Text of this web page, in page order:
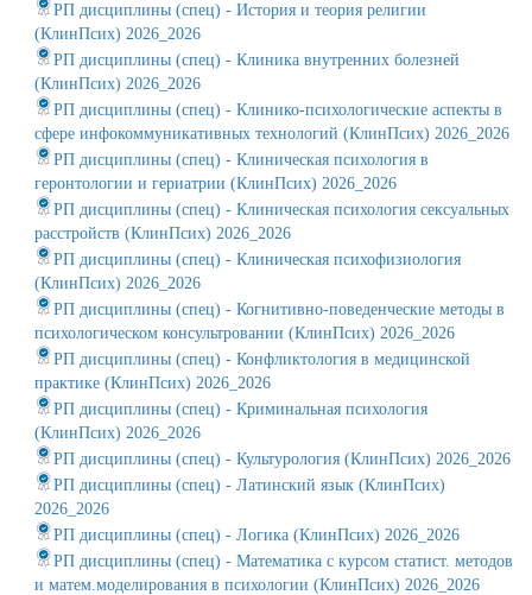
РП дисциплины (спец) - История и теория религии
(КлинПсих) 2026_2026
РП дисциплины (спец) - Клиника внутренних болезней
(КлинПсих) 2026_2026
РП дисциплины (спец) - Клинико-психологические аспекты в
сфере инфокоммуникативных технологий (КлинПсих) 2026_2026
РП дисциплины (спец) - Клиническая психология в
геронтологии и гериатрии (КлинПсих) 2026_2026
РП дисциплины (спец) - Клиническая психология сексуальных
расстройств (КлинПсих) 2026_2026
РП дисциплины (спец) - Клиническая психофизиология
(КлинПсих) 2026_2026
РП дисциплины (спец) - Когнитивно-поведенческие методы в
психологическом консультровании (КлинПсих) 2026_2026
РП дисциплины (спец) - Конфликтология в медицинской
практике (КлинПсих) 2026_2026
РП дисциплины (спец) - Криминальная психология
(КлинПсих) 2026_2026
РП дисциплины (спец) - Культурология (КлинПсих) 2026_2026
РП дисциплины (спец) - Латинский язык (КлинПсих)
2026_2026
РП дисциплины (спец) - Логика (КлинПсих) 2026_2026
РП дисциплины (спец) - Математика с курсом статист. методов
и матем.моделирования в психологии (КлинПсих) 2026_2026